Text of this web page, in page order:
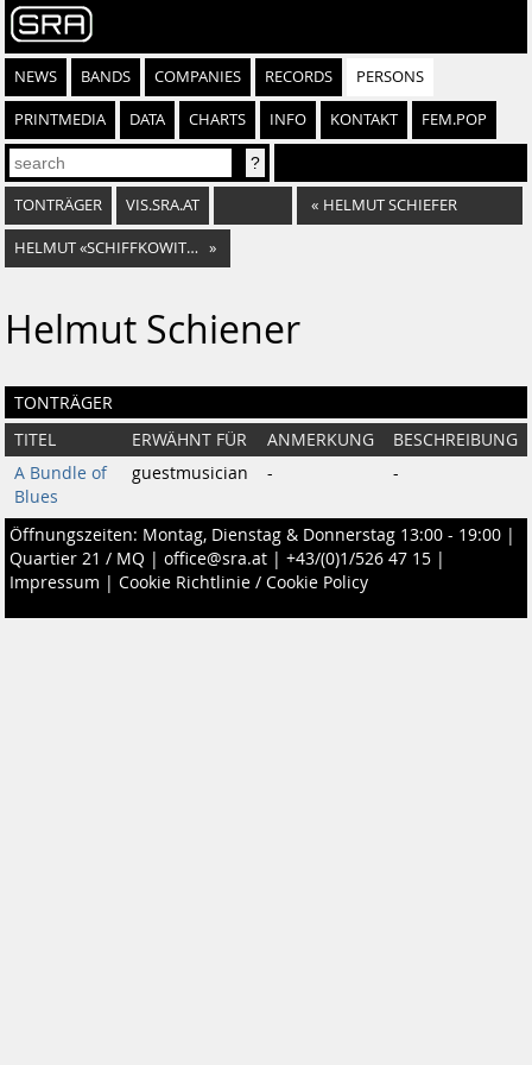
NEWS BANDS COMPANIES RECORDS PERSONS
PRINTMEDIA DATA CHARTS INFO KONTAKT FEM.POP
TONTRÄGER VIS.SRA.AT « HELMUT SCHIEFER
HELMUT «SCHIFFKOWITZ» RÖHRLING »
Helmut Schiener
TONTRÄGER
TITEL ERWÄHNT FÜR ANMERKUNG
BESCHREIBUNG
A Bundle of
Blues
guestmusician - -
Öffnungszeiten: Montag, Dienstag & Donnerstag 13:00 - 19:00 |
Quartier 21 / MQ | office@sra.at | +43/(0)1/526 47 15 |
Impressum | Cookie Richtlinie / Cookie Policy